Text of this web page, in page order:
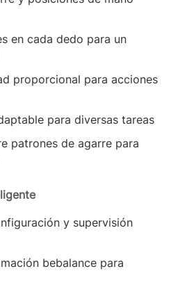
en cada dedo para un
proporcional para acciones
para diversas tareas
patrones de agarre para
y supervisión
bebalance para